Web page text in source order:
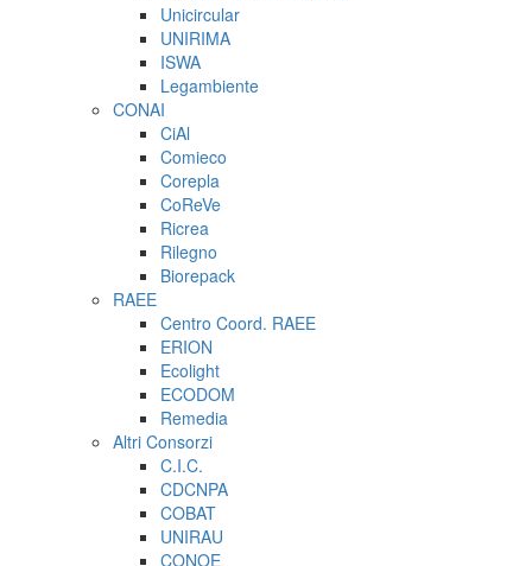
Unicircular
UNIRIMA
ISWA
Legambiente
CONAI
CiAl
Comieco
Corepla
CoReVe
Ricrea
Rilegno
Biorepack
RAEE
Centro Coord. RAEE
ERION
Ecolight
ECODOM
Remedia
Altri Consorzi
C.I.C.
CDCNPA
COBAT
UNIRAU
CONOE